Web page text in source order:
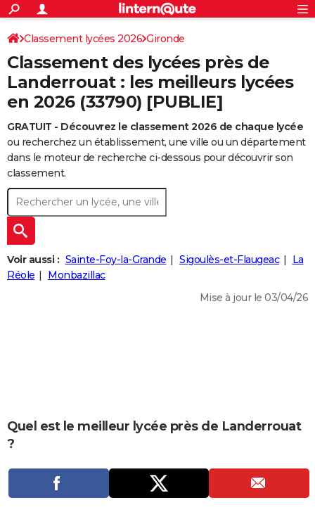
ACTUALITÉS
Politique
Société
Faits Divers
Education
Monde
Villes
+
SPORT
Coupe du monde 2026
Football
Tennis
Cyclisme
Rugby
Forum
CULTURE
Programme TV
TNT
Streaming
Cinéma
Sorties cinéma
Musique
+
FINANCE
Retraite
Impôts
Epargne
Immobilier
Risques naturels par ville
Banque
Assurance
Crédit
AUTO
Essais
Réserver un essai
Citadines
Berlines
SUV
Forum auto
+
HIGH-TECH
BRICOLAGE
Forum
Aménagement intérieur
Extérieur
Cuisine
Salle de bains
Jardinage
Rangement
+WEEK-END
Guides de France
Escapades
Patrimoine
Expositions
Musées
Week-end nature
+
LIFESTYLE
Art de vivre
Bien-être
Loisirs
Mode
Modes de vie
+SANTE
Carte de Noël
Carte Bonne année
Carte Saint-Valentin
Carte Pâques
Carte d'anniversaire
DICTIONNAIRE
Dictionnaire
Biographies
Citations
Expressions
Proverbes
PROGRAMME TV
S'inscrire
Connexion
Classement lycées 2026 Gironde
Classement des lycées près de
Landerrouat : les meilleurs lycées
en 2026 (33790) [PUBLIE]
GRATUIT - Découvrez le classement 2026 de chaque lycée
ou recherchez un établissement, une ville ou un département
dans le moteur de recherche ci-dessous pour découvrir son
classement.
Voir aussi : Sainte-Foy-la-Grande Sigoulès-et-Flaugeac
La
Réole
Monbazillac
Mise à jour le 03/04/26
Quel est le meilleur lycée près de Landerrouat
?